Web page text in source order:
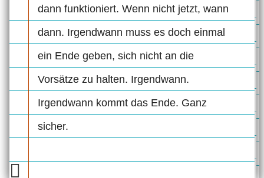
dann funktioniert. Wenn nicht jetzt, wann
dann. Irgendwann muss es doch einmal
ein Ende geben, sich nicht an die
Vorsätze zu halten. Irgendwann.
Irgendwann kommt das Ende. Ganz
sicher.